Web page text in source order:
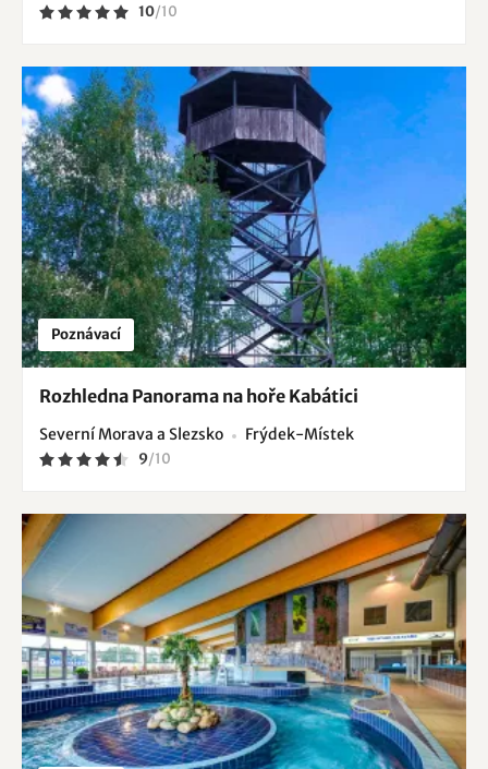
10/10
Poznávací
Rozhledna Panorama na hoře Kabátici
Severní Morava a Slezsko Frýdek-Místek
9/10